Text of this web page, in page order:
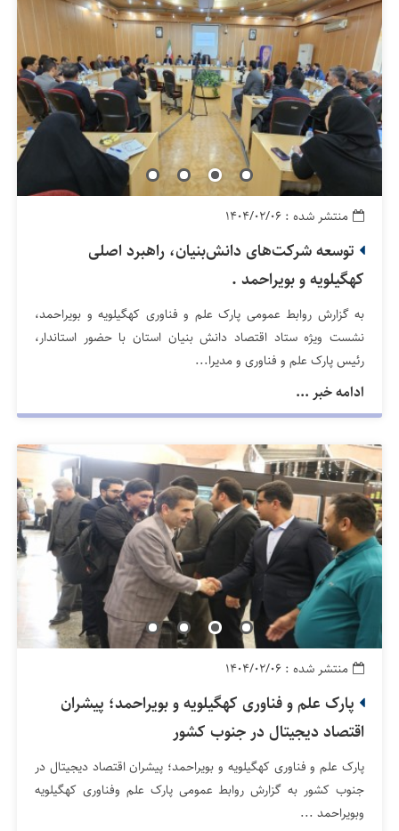
منتشر شده : ۱۴۰۴/۰۲/۰۶
توسعه شرکت‌های دانش‌بنیان، راهبرد اصلی
کهگیلویه و بویراحمد .
به گزارش روابط عمومی پارک علم و فناوری کهگیلویه و بویراحمد،
نشست ویژه ستاد اقتصاد دانش بنیان استان با حضور استاندار،
رئیس پارک علم و فناوری و مدیرا...
ادامه خبر ...
منتشر شده : ۱۴۰۴/۰۲/۰۶
پارک علم و فناوری کهگیلویه و بویراحمد؛ پیشران
اقتصاد دیجیتال در جنوب کشور
پارک علم و فناوری کهگیلویه و بویراحمد؛ پیشران اقتصاد دیجیتال در
جنوب کشور به گزارش روابط عمومی پارک علم وفناوری کهگیلویه
وبویراحمد ...